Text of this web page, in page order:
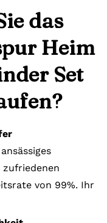
das
Heim
Set
von 99%. Ihr